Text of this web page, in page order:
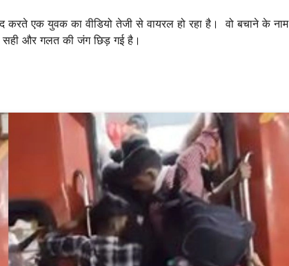
एक युवक का वीडियो तेजी से वायरल हो रहा है। वो बचाने के नाम
और गलत की जंग छिड़ गई है।